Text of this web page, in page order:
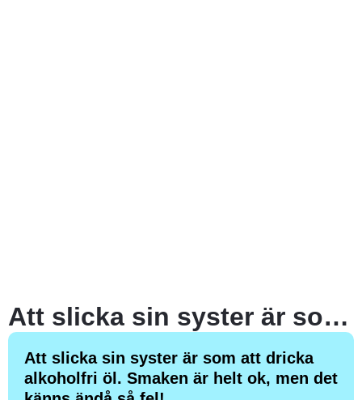
Att slicka sin syster är som att dricka alkoholfri öl. Smaken är helt ok, men det känns ändå så fel!
Att slicka sin syster är som att dricka
alkoholfri öl. Smaken är helt ok, men det